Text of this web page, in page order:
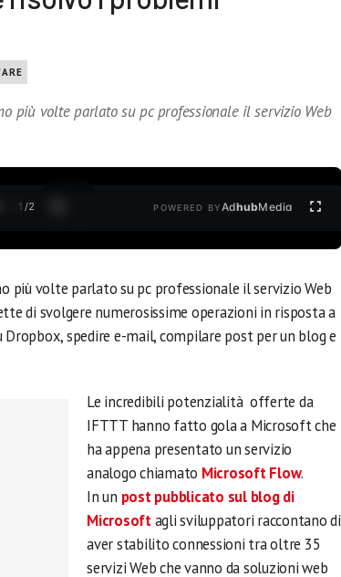
più volte parlato su pc professionale il servizio Web
1 /2 POWERED BYAdhubMedia
più volte parlato su pc professionale il servizio Web
di svolgere numerosissime operazioni in risposta a
spedire e-mail, compilare post per un blog e
Le incredibili potenzialità offerte da
IFTTT hanno fatto gola a Microsoft che
ha appena presentato un servizio
analogo chiamato Microsoft Flow.
In un post pubblicato sul blog di
Microsoftagli sviluppatori raccontano di
aver stabilito connessioni tra oltre 35
servizi Web che vanno da soluzioni web